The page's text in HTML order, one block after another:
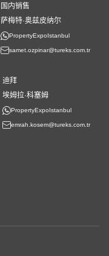
国内销售
萨梅特·奥兹皮纳尔
PropertyExpoIstanbul
samet.ozpinar@tureks.com.tr
迪拜
埃姆拉·科塞姆
PropertyExpoIstanbul
emrah.kosem@tureks.com.tr